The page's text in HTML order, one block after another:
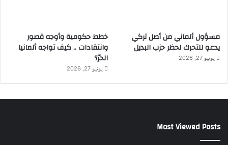
مسؤول ألماني من أصل تركي
يدعو للتحرك لحظر حزب البديل
يونيو 27, 2026
خطط حكومية وأوجه قصور
وانتقادات .. كيف تواجه ألمانيا
الحرّ؟
يونيو 27, 2026
Most Viewed Posts